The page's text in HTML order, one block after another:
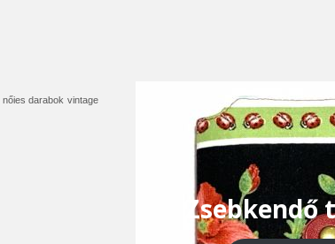
nőies darabok vintage